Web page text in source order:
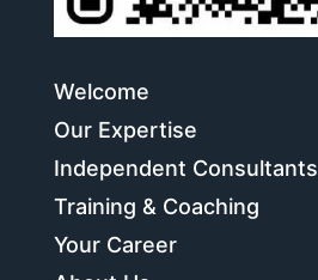
Welcome
Our Expertise
Independent Consultants
Training & Coaching
Your Career